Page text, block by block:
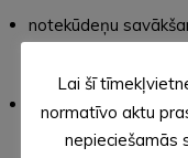
notekūdeņu
mazāka par 5m³
kuri izmanto
izgatavotu tvertni
Lai šī
normatīvo aktu
nepieciešamās